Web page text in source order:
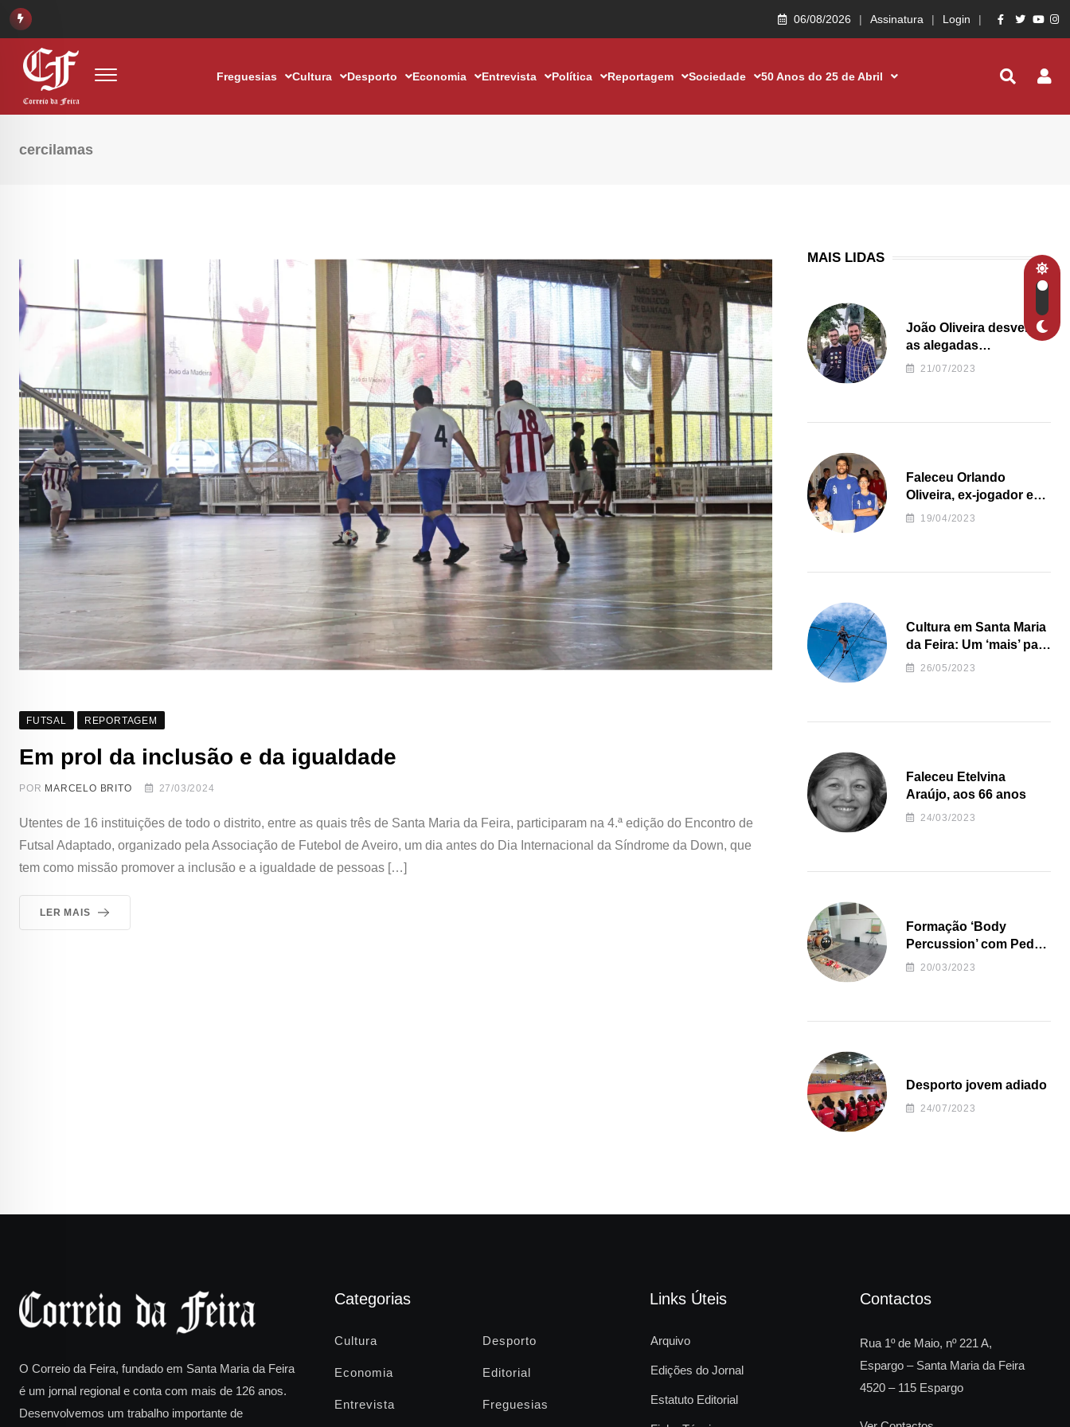
06/08/2026 Assinatura Login
Freguesias Cultura Desporto Economia Entrevista Política Reportagem Sociedade 50 Anos do 25 de Abril
cercilamas
FUTSAL REPORTAGEM
Em prol da inclusão e da igualdade
POR MARCELO BRITO 27/03/2024
Utentes de 16 instituições de todo o distrito, entre as quais três de Santa Maria da Feira, participaram na 4.ª edição do Encontro de
Futsal Adaptado, organizado pela Associação de Futebol de Aveiro, um dia antes do Dia Internacional da Síndrome da Down, que
tem como missão promover a inclusão e a igualdade de pessoas […]
LER MAIS
MAIS LIDAS
João Oliveira desvenda
as alegadas
irregularidades da
21/07/2023
Faleceu Orlando
Oliveira, ex-jogador e
treinador da formação
19/04/2023
Cultura em Santa Maria
da Feira: Um ‘mais’ para
o Concelho
26/05/2023
Faleceu Etelvina
Araújo, aos 66 anos
24/03/2023
Formação ‘Body
Percussion’ com Pedro
Almeida
20/03/2023
Desporto jovem adiado
24/07/2023
O Correio da Feira, fundado em Santa Maria da Feira
é um jornal regional e conta com mais de 126 anos.
Desenvolvemos um trabalho importante de
Categorias
Cultura Desporto
Economia Editorial
Entrevista Freguesias
Links Úteis
Arquivo
Edições do Jornal
Estatuto Editorial
Contactos
Rua 1º de Maio, nº 221 A,
Espargo – Santa Maria da Feira
4520 – 115 Espargo